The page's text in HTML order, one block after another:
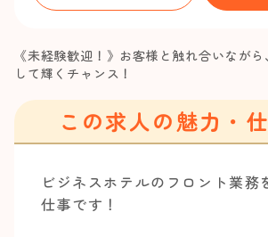
《未経験歓迎！》お客様と触れ合いなが
して輝くチャンス！
この求人の魅力・
ビジネスホテルのフロント業務
仕事です！